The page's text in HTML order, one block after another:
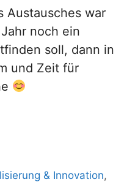
Austausches war
noch ein
soll, dann in
und Zeit für
& Innovation,